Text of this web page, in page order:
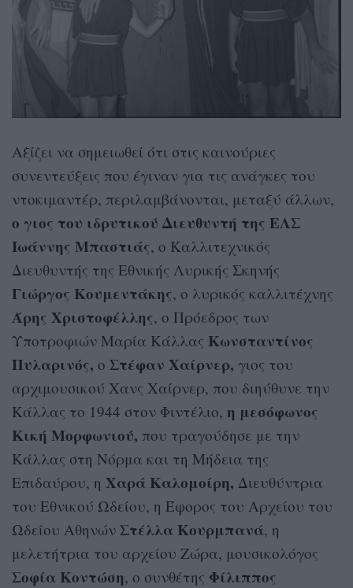
Αξίζει να σημειωθεί ότι στις καινούριες
συνεντεύξεις που έγιναν για τις ανάγκες του
ντοκιμαντέρ, περιλαμβάνονται, μεταξύ άλλων,
ο γιος του ιδρυτικού Διευθυντή της ΕΛΣ
Ιωάννης Μπαστιάς, ο Καλλιτεχνικός
Διευθυντής της Εθνικής Λυρικής Σκηνής
Γιώργος Κουμεντάκης, ο λυρικός καλλιτέχνης
Άρης Χριστοφέλλης, ο Πρόεδρος των
Υποτροφιών Μαρία Κάλλας Κωνσταντίνος
Πυλαρινός, ο Στέφαν Χαίρνερ, γιος του
αρχιμουσικού Χανς Χαίρνερ, που διηύθυνε την
Κάλλας το 1944 στον Φιντέλιο, η μεσόφωνος
Κική Μορφωνιού, που τραγούδησε με την
Κάλλας στη Νόρμα και τη Μήδεια της
Επιδαύρου, η Χαρά Καλομοίρη, Διευθύντρια
του Εθνικού Ωδείου, η Έφορος του Αρχείου του
Ωδείου Αθηνών Στέλλα Κουρμπανά, η
μελετήτρια του αρχείου Ζώρα, μουσικολόγος
Σοφία Κοντώση, ο συνθέτης Φίλιππος